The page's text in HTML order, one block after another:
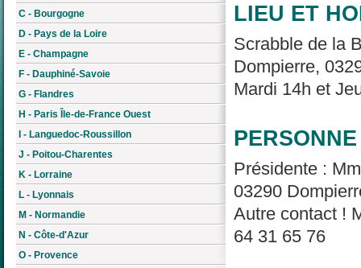
C - Bourgogne
D - Pays de la Loire
E - Champagne
F - Dauphiné-Savoie
G - Flandres
H - Paris Île-de-France Ouest
I - Languedoc-Roussillon
J - Poitou-Charentes
K - Lorraine
L - Lyonnais
M - Normandie
N - Côte-d'Azur
O - Provence
LIEU ET
Scrabble de la
Dompierre,
Mardi 14h et
Présidente :
03290
Autre contact !
64 31 65 76